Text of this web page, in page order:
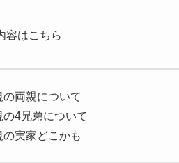
容はこちら
の両親について
の4兄弟について
の実家どこかも